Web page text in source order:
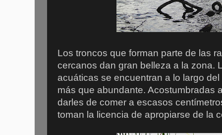
Los troncos que forman parte de las
cercanos dan gran belleza a la zona.
acuáticas se encuentran a lo largo
más que abundante. Acostumbradas
darles de comer a escasos
toman la licencia de apropiarse de la